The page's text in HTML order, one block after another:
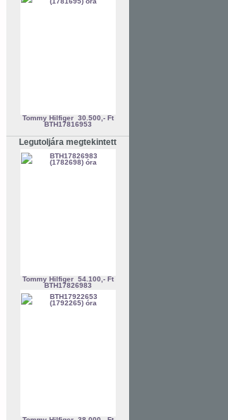
Tommy Hilfiger 30.500,- Ft
BTH17816953
Legutoljára megtekintett
Tommy Hilfiger 54.100,- Ft
BTH17826983